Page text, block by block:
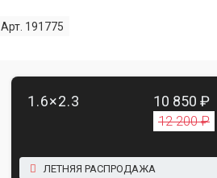
Арт. 191775
1.6×2.3 10 850 ₽
12 200 ₽
ЛЕТНЯЯ РАСПРОДАЖА